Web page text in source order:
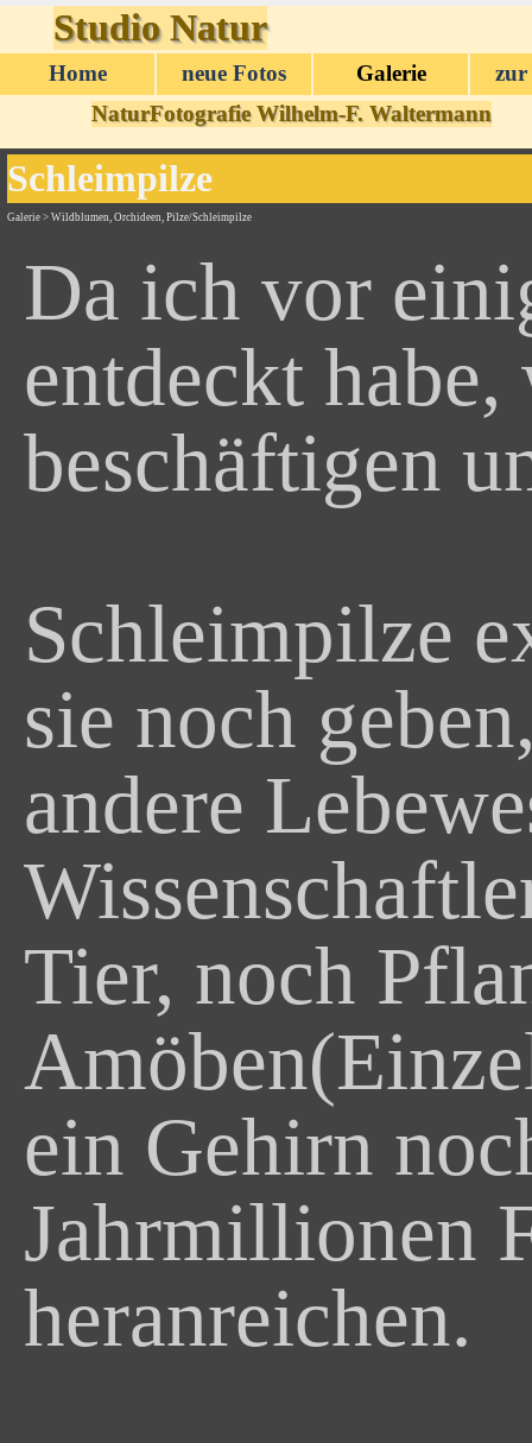
Direkt zum Seiteninhalt
Home neue Fotos ▼
Galerie zur
Studio Natur
NaturFotografie Wilhelm-F. Waltermann
Schleimpilze
Galerie > Wildblumen, Orchideen, Pilze/Schleimpilze
Da ich vor
entdeckt
beschäftigen
Schleimpilze
sie noch
andere
Tier, noch
ein Gehirn
Jahrmillionen
heranreichen.